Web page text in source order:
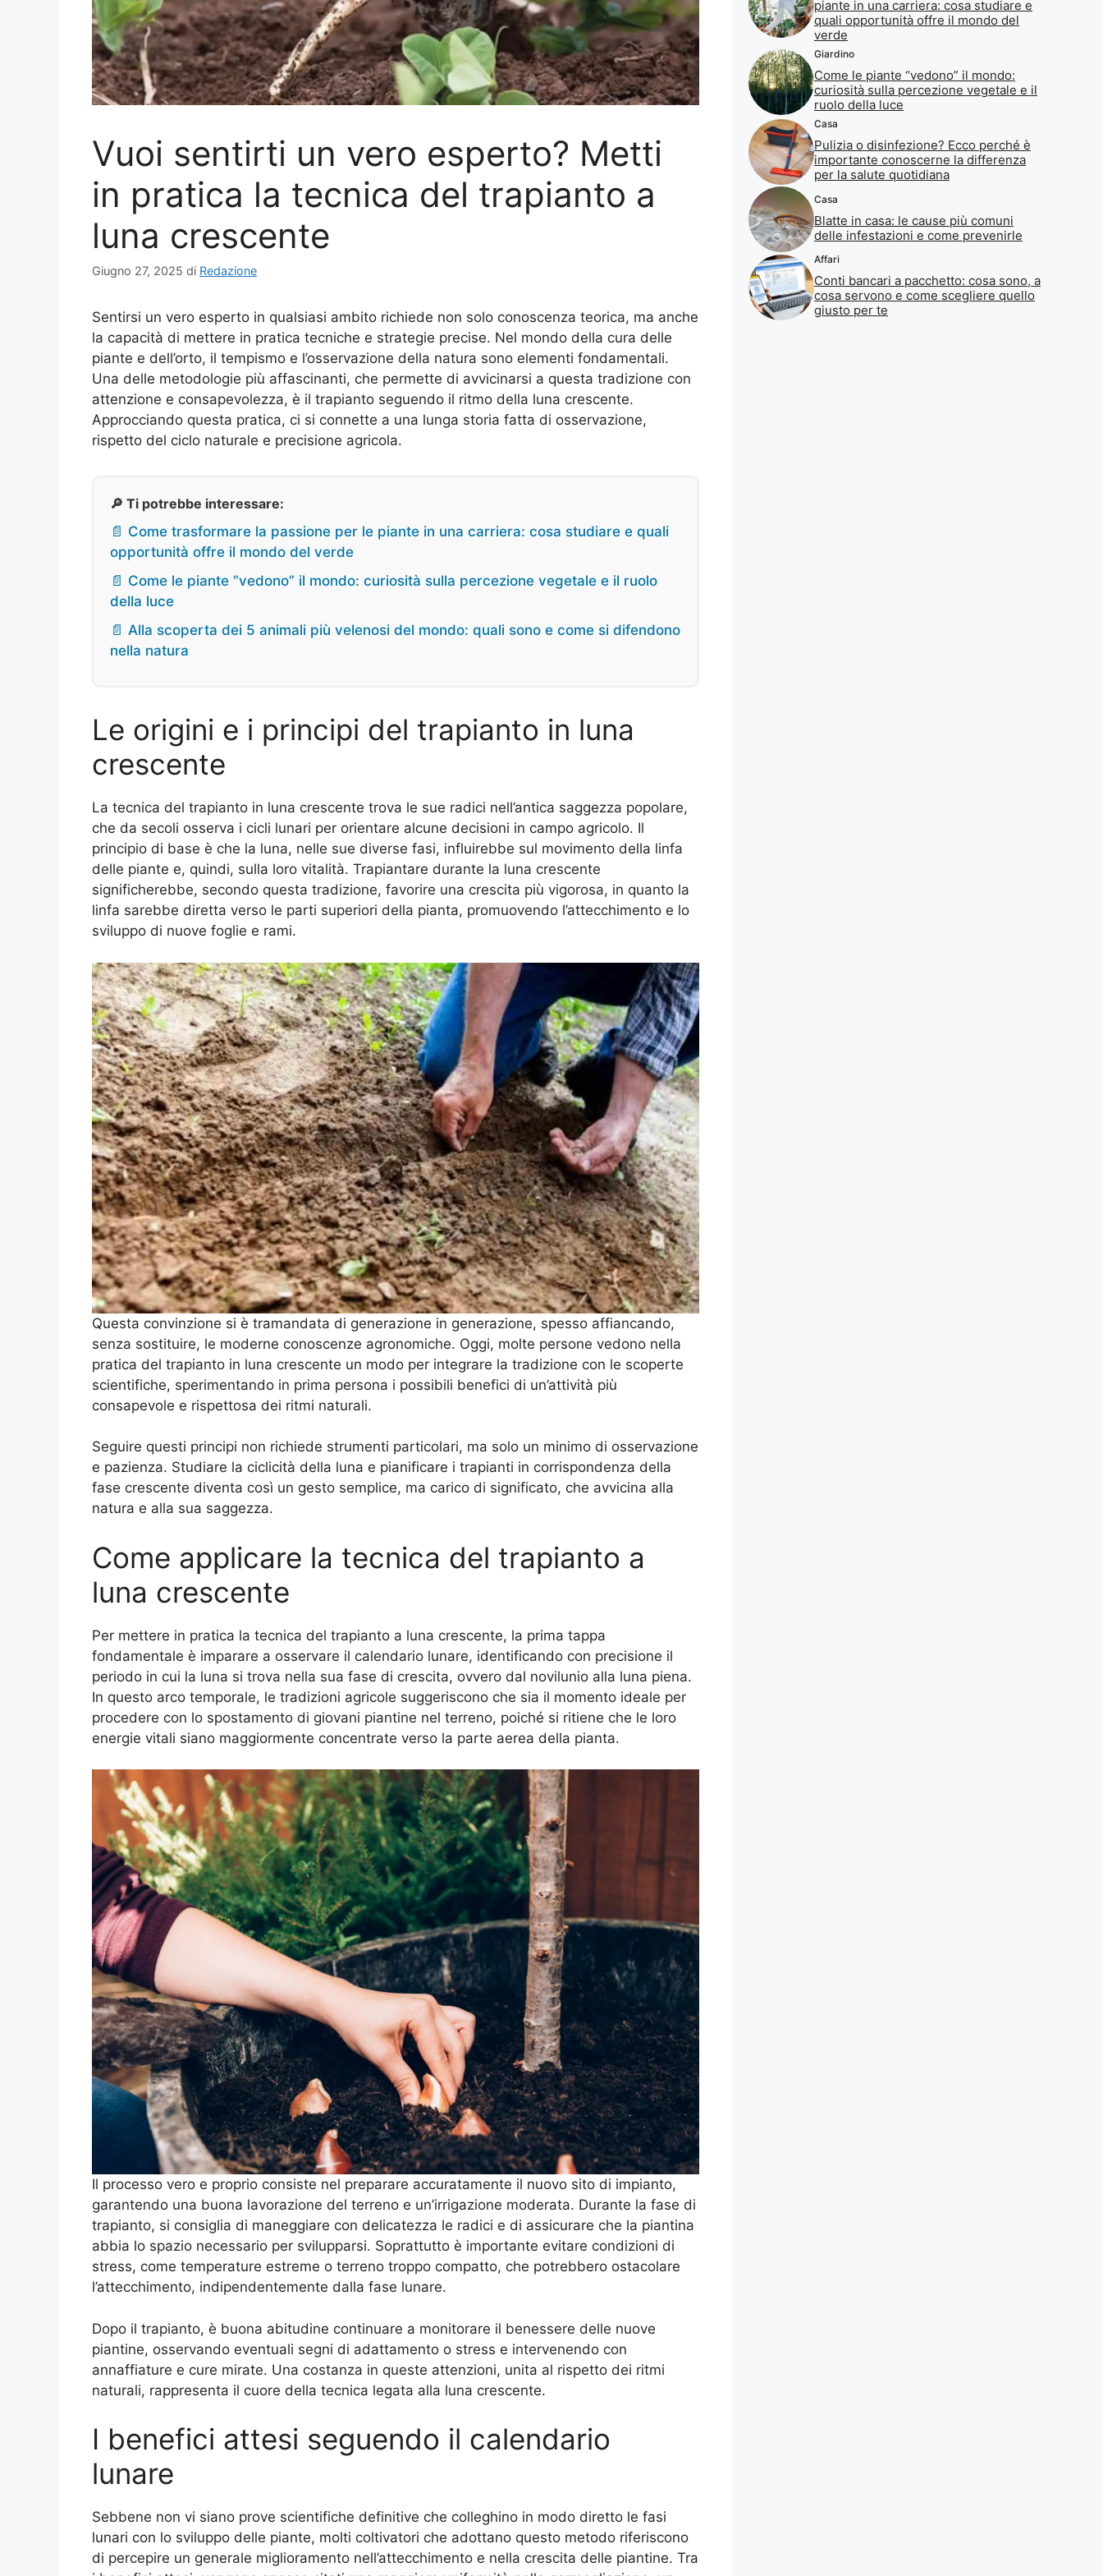
Vuoi sentirti un vero esperto? Metti
in pratica la tecnica del trapianto a
luna crescente
Giugno 27, 2025 di Redazione
Sentirsi un vero esperto in qualsiasi ambito richiede non solo conoscenza teorica, ma anche
la capacità di mettere in pratica tecniche e strategie precise. Nel mondo della cura delle
piante e dell’orto, il tempismo e l’osservazione della natura sono elementi fondamentali.
Una delle metodologie più affascinanti, che permette di avvicinarsi a questa tradizione con
attenzione e consapevolezza, è il trapianto seguendo il ritmo della luna crescente.
Approcciando questa pratica, ci si connette a una lunga storia fatta di osservazione,
rispetto del ciclo naturale e precisione agricola.
🔎 Ti potrebbe interessare:
📄 Come trasformare la passione per le piante in una carriera: cosa studiare e quali
opportunità offre il mondo del verde
📄 Come le piante “vedono” il mondo: curiosità sulla percezione vegetale e il ruolo
della luce
📄 Alla scoperta dei 5 animali più velenosi del mondo: quali sono e come si difendono
nella natura
Le origini e i principi del trapianto in luna
crescente
La tecnica del trapianto in luna crescente trova le sue radici nell’antica saggezza popolare,
che da secoli osserva i cicli lunari per orientare alcune decisioni in campo agricolo. Il
principio di base è che la luna, nelle sue diverse fasi, influirebbe sul movimento della linfa
delle piante e, quindi, sulla loro vitalità. Trapiantare durante la luna crescente
significherebbe, secondo questa tradizione, favorire una crescita più vigorosa, in quanto la
linfa sarebbe diretta verso le parti superiori della pianta, promuovendo l’attecchimento e lo
sviluppo di nuove foglie e rami.
Questa convinzione si è tramandata di generazione in generazione, spesso affiancando,
senza sostituire, le moderne conoscenze agronomiche. Oggi, molte persone vedono nella
pratica del trapianto in luna crescente un modo per integrare la tradizione con le scoperte
scientifiche, sperimentando in prima persona i possibili benefici di un’attività più
consapevole e rispettosa dei ritmi naturali.
Seguire questi principi non richiede strumenti particolari, ma solo un minimo di osservazione
e pazienza. Studiare la ciclicità della luna e pianificare i trapianti in corrispondenza della
fase crescente diventa così un gesto semplice, ma carico di significato, che avvicina alla
natura e alla sua saggezza.
Come applicare la tecnica del trapianto a
luna crescente
Per mettere in pratica la tecnica del trapianto a luna crescente, la prima tappa
fondamentale è imparare a osservare il calendario lunare, identificando con precisione il
periodo in cui la luna si trova nella sua fase di crescita, ovvero dal novilunio alla luna piena.
In questo arco temporale, le tradizioni agricole suggeriscono che sia il momento ideale per
procedere con lo spostamento di giovani piantine nel terreno, poiché si ritiene che le loro
energie vitali siano maggiormente concentrate verso la parte aerea della pianta.
Il processo vero e proprio consiste nel preparare accuratamente il nuovo sito di impianto,
garantendo una buona lavorazione del terreno e un’irrigazione moderata. Durante la fase di
trapianto, si consiglia di maneggiare con delicatezza le radici e di assicurare che la piantina
abbia lo spazio necessario per svilupparsi. Soprattutto è importante evitare condizioni di
stress, come temperature estreme o terreno troppo compatto, che potrebbero ostacolare
l’attecchimento, indipendentemente dalla fase lunare.
Dopo il trapianto, è buona abitudine continuare a monitorare il benessere delle nuove
piantine, osservando eventuali segni di adattamento o stress e intervenendo con
annaffiature e cure mirate. Una costanza in queste attenzioni, unita al rispetto dei ritmi
naturali, rappresenta il cuore della tecnica legata alla luna crescente.
I benefici attesi seguendo il calendario
lunare
Sebbene non vi siano prove scientifiche definitive che colleghino in modo diretto le fasi
lunari con lo sviluppo delle piante, molti coltivatori che adottano questo metodo riferiscono
di percepire un generale miglioramento nell’attecchimento e nella crescita delle piantine. Tra
piante in una carriera: cosa studiare e
quali opportunità offre il mondo del
verde
Giardino
Come le piante “vedono” il mondo:
curiosità sulla percezione vegetale e il
ruolo della luce
Casa
Pulizia o disinfezione? Ecco perché è
importante conoscerne la differenza
per la salute quotidiana
Casa
Blatte in casa: le cause più comuni
delle infestazioni e come prevenirle
Affari
Conti bancari a pacchetto: cosa sono, a
cosa servono e come scegliere quello
giusto per te